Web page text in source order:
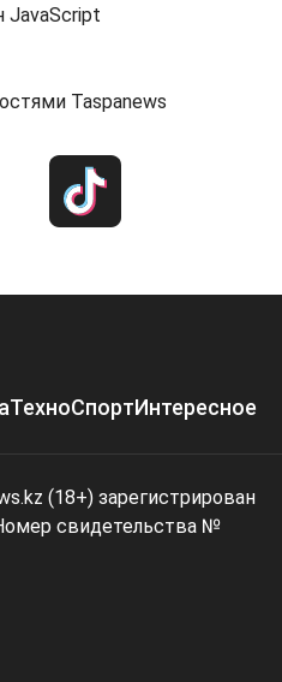
JavaScript
Taspanews
ТехноСпортИнтересное
(18+) зарегистрирован
свидетельства №